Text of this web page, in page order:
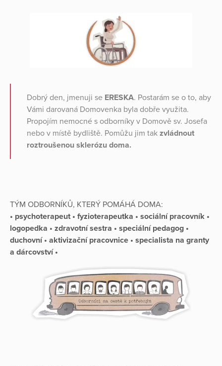
Dobrý den, jmenuji se ERESKA. Postarám se o to, aby
Vámi darovaná Domovenka byla dobře využita.
Propojím nemocné s odborníky v Domově sv. Josefa
nebo v místě bydliště. Pomůžu jim tak zvládnout
roztroušenou sklerózu doma.
TÝM ODBORNÍKŮ, KTERÝ POMÁHÁ DOMA:
• psychoterapeut • fyzioterapeutka • sociální pracovník •
logopedka • zdravotní sestra • speciální pedagog •
duchovní • aktivizační pracovnice • specialista na granty
a dárcovství •